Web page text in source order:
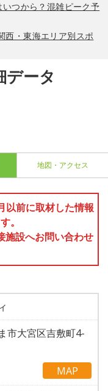
つから？混雑ピーク予
西・東海エリア別スポ
データ
地図・アクセス
以前に取材した情報
。
施設へお問い合わせ
市大宮区吉敷町4-
MAP